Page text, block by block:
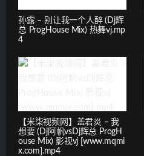
孙露 – 别让我一个人醉 (Dj辉
总 ProgHouse Mix) 热舞vj.mp
4
【米柒视频网】盖君炎 – 我
想要 (Dj阿帆vsDj辉总 ProgH
ouse Mix) 影视vj [www.mqmi
x.com].mp4